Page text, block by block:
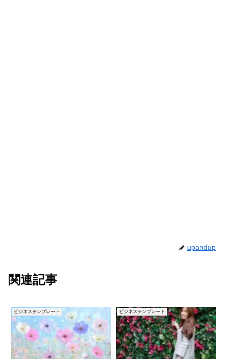
upandup
関連記事
ビジネステンプレート ビジネステンプレート